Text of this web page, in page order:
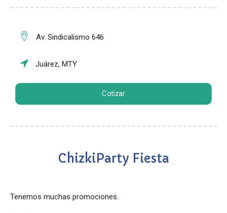
Av. Sindicalismo 646
Juárez, MTY
Cotizar
ChizkiParty Fiesta
Tenemos muchas promociones.